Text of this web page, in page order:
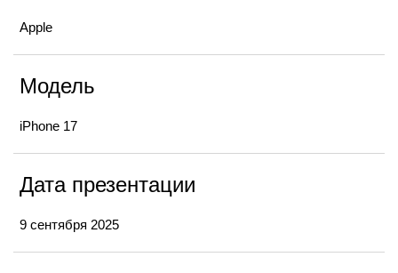
Apple
Модель
iPhone 17
Дата презентации
9 сентября 2025